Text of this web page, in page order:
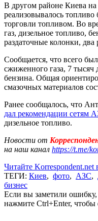
В другом районе Киева
реализовывалось
торговли топливом. Во
газ, дизельное топливо,
раздаточные колонки, два
Сообщается, что всего
сжиженного газа, 7 тысяч
бензина. Общая
смазочных материалов
Ранее сообщалось, что
дал рекомендации сетям
дизельное топливо.
Новости от
на наш канал https://t.me/
Читайте Korrespondent.net
ТЕГИ: Киев, фото, АЗС,
бизнес
Если вы заметили
нажмите Ctrl+Enter, чтобы